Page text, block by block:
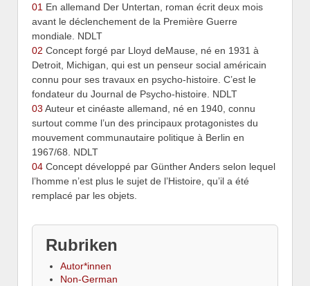
01 En allemand Der Untertan, roman écrit deux mois
avant le déclenchement de la Première Guerre
mondiale. NDLT
02 Concept forgé par Lloyd deMause, né en 1931 à
Detroit, Michigan, qui est un penseur social américain
connu pour ses travaux en psycho-histoire. C’est le
fondateur du Journal de Psycho-histoire. NDLT
03 Auteur et cinéaste allemand, né en 1940, connu
surtout comme l’un des principaux protagonistes du
mouvement communautaire politique à Berlin en
1967/68. NDLT
04 Concept développé par Günther Anders selon lequel
l’homme n’est plus le sujet de l’Histoire, qu’il a été
remplacé par les objets.
Rubriken
Autor*innen
Non-German